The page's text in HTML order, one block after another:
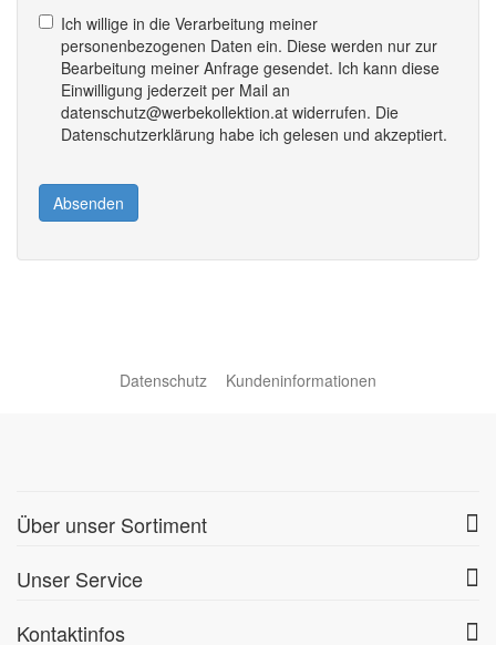
Ich willige in die Verarbeitung meiner
personenbezogenen Daten ein. Diese werden nur zur
Bearbeitung meiner Anfrage gesendet. Ich kann diese
Einwilligung jederzeit per Mail an
datenschutz@werbekollektion.at widerrufen. Die
Datenschutzerklärung habe ich gelesen und akzeptiert.
Absenden
Datenschutz Kundeninformationen
Über unser Sortiment
Unser Service
Kontaktinfos